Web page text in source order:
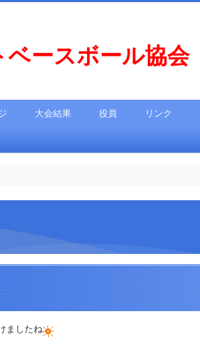
ベースボール協会
大会結果 役員 リンク
ましたね